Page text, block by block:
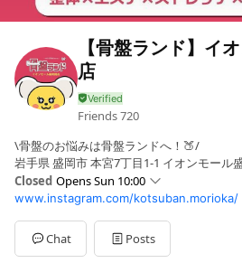
【骨盤ランド】イ
店
Friends720
\骨盤のお悩みは骨盤ランドへ！🍑/
岩手県 盛岡市 本宮7丁目1-1 イオンモー
Closed Opens Sun 10:00
Sun10:00 - 21:00
Mon10:00 - 21:00
Tue10:00 - 21:00
Wed10:00 - 21:00
www.instagram.com/kotsuban.morioka/
Chat Posts